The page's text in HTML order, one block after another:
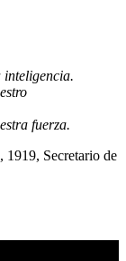
inteligencia.
fuerza.
Secretario de